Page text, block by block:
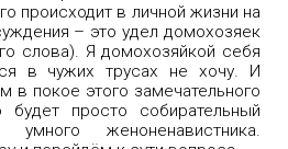
происходит в личной жизни на
– это удел домохозяек
слова). Я домохозяйкой себя
в чужих трусах не хочу. И
в покое этого замечательного
будет просто собирательный
умного женоненавистника.